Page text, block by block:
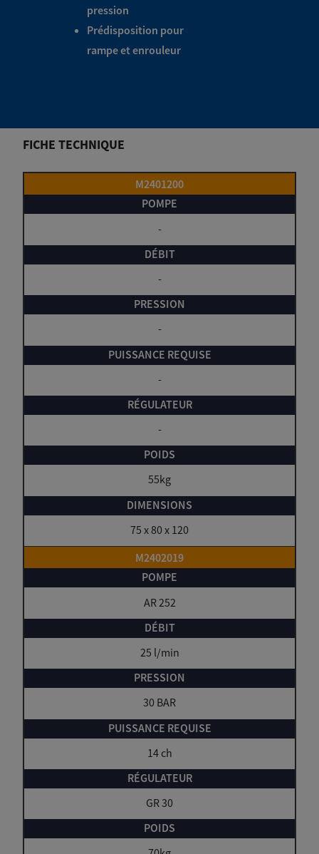
pression
Prédisposition pour
rampe et enrouleur
FICHE TECHNIQUE
M2401200
-
-
-
-
-
55kg
75 x 80 x 120
M2402019
AR 252
25 l/min
30 BAR
14 ch
GR 30